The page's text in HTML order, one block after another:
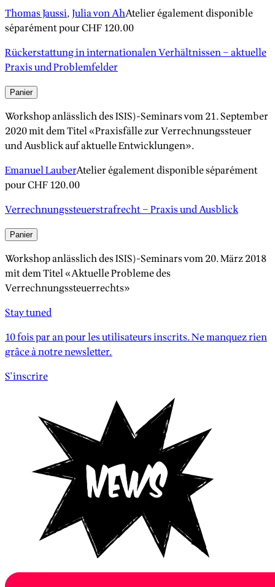
Thomas Jaussi, Julia von AhAtelier également disponible
séparément pourCHF 120.00
Rückerstattung in internationalen Verhältnissen – aktuelle
Praxis und Problemfelder
Panier
Workshop anlässlich des ISIS)-Seminars vom 21. September
2020 mit dem Titel «Praxisfälle zur Verrechnungssteuer
und Ausblick auf aktuelle Entwicklungen».
Emanuel LauberAtelier également disponible séparément
pourCHF 120.00
Verrechnungssteuerstrafrecht – Praxis und Ausblick
Panier
Workshop anlässlich des ISIS)-Seminars vom 20. März 2018
mit dem Titel «Aktuelle Probleme des
Verrechnungssteuerrechts»
Stay tuned
10 fois par an pour les utilisateurs inscrits. Ne manquez rien
grâce à notre newsletter.
S'inscrire